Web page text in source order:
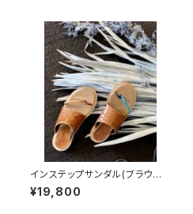
インステップサンダル(ブラウン
カラー)
¥19,800